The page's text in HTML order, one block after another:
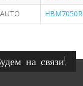
на связи!